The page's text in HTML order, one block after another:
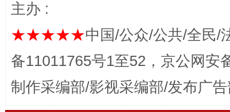
主办 :
★★★★★中国/公众/公共/全民/
备11011765号1至52，京公网安
制作采编部/影视采编部/发布广